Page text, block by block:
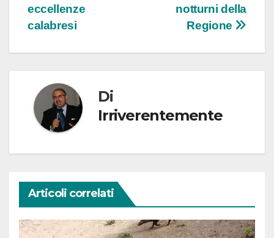
notturni della
Regione
eccellenze
calabresi
Di
Irriverentemente
Articoli correlati